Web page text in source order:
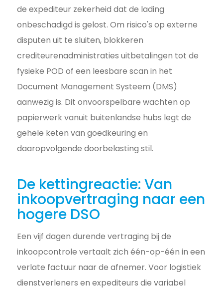
de expediteur zekerheid dat de lading
onbeschadigd is gelost. Om risico's op externe
disputen uit te sluiten, blokkeren
crediteurenadministraties uitbetalingen tot de
fysieke POD of een leesbare scan in het
Document Management Systeem (DMS)
aanwezig is. Dit onvoorspelbare wachten op
papierwerk vanuit buitenlandse hubs legt de
gehele keten van goedkeuring en
daaropvolgende doorbelasting stil.
De kettingreactie: Van
inkoopvertraging naar een
hogere DSO
Een vijf dagen durende vertraging bij de
inkoopcontrole vertaalt zich één-op-één in een
verlate factuur naar de afnemer. Voor logistiek
dienstverleners en expediteurs die variabel